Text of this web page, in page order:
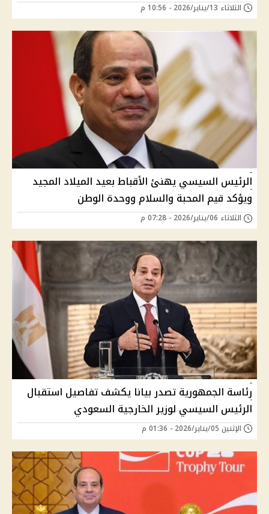
الثلاثاء 13/يناير/2026 - 10:56 م
الرئيس السيسي يهنئ الأقباط بعيد الميلاد المجيد
ويؤكد قيم المحبة والسلام ووحدة الوطن
الثلاثاء 06/يناير/2026 - 07:28 م
رئاسة الجمهورية تصدر بيانا يكشف تفاصيل استقبال
الرئيس السيسي لوزير الخارجية السعودي
الإثنين 05/يناير/2026 - 01:36 م